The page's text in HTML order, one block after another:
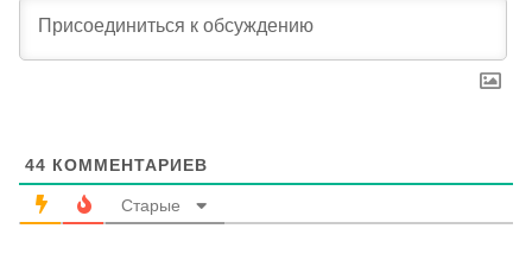
44 КОММЕНТАРИЕВ
Старые